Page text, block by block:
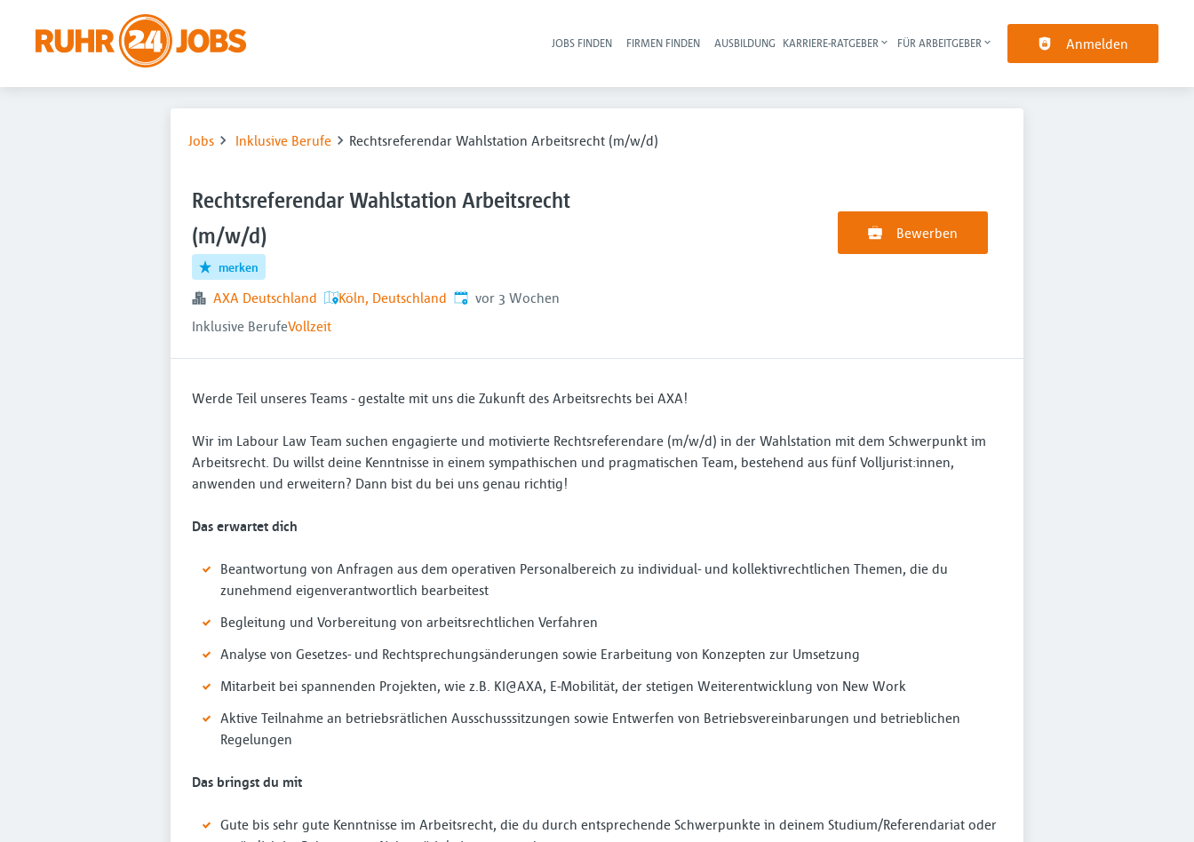
Haupt-Navigation
JOBS FINDEN FIRMEN FINDEN AUSBILDUNG KARRIERE-RATGEBER FÜR ARBEITGEBER Anmelden
Jobs Inklusive Berufe Rechtsreferendar Wahlstation Arbeitsrecht (m/w/d)
Rechtsreferendar Wahlstation Arbeitsrecht
(m/w/d)
merken
AXA Deutschland Köln, Deutschland Veröffentlicht:
vor 3 Wochen
Inklusive BerufeVollzeit
Bewerben
Werde Teil unseres Teams - gestalte mit uns die Zukunft des Arbeitsrechts bei AXA!
Wir im Labour Law Team suchen engagierte und motivierte Rechtsreferendare (m/w/d) in der Wahlstation mit dem Schwerpunkt im
Arbeitsrecht. Du willst deine Kenntnisse in einem sympathischen und pragmatischen Team, bestehend aus fünf Volljurist:innen,
anwenden und erweitern? Dann bist du bei uns genau richtig!
Das erwartet dich
Beantwortung von Anfragen aus dem operativen Personalbereich zu individual- und kollektivrechtlichen Themen, die du
zunehmend eigenverantwortlich bearbeitest
Begleitung und Vorbereitung von arbeitsrechtlichen Verfahren
Analyse von Gesetzes- und Rechtsprechungsänderungen sowie Erarbeitung von Konzepten zur Umsetzung
Mitarbeit bei spannenden Projekten, wie z.B. KI@AXA, E-Mobilität, der stetigen Weiterentwicklung von New Work
Aktive Teilnahme an betriebsrätlichen Ausschusssitzungen sowie Entwerfen von Betriebsvereinbarungen und betrieblichen
Regelungen
Das bringst du mit
Gute bis sehr gute Kenntnisse im Arbeitsrecht, die du durch entsprechende Schwerpunkte in deinem Studium/Referendariat oder